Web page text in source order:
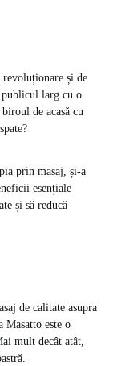
revoluționare și de
publicul larg cu o
de acasă cu
prin masaj, și-a
esențiale
și să reducă
de calitate asupra
Masatto este o
mult decât atât,